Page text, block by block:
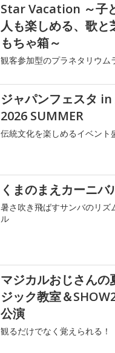
Star Vacation ～子
人も楽しめる、歌と
もちゃ箱～
観客参加型のプラネタリウム
ジャパンフェスタ in
2026 SUMMER
伝統文化を楽しめるイベント
くまのまえカーニバ
暑さ吹き飛ばすサンバのリズ
ル
マジカルおじさんの
ジック教室＆
公演
観るだけでなく覚えられる！